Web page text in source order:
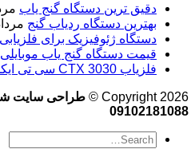
دقیق ترین دستگاه گنج یاب مرداد
بهترین دستگاه ردیاب گنج مرداد 13,
دستگاه ژئوفیزیک برای فلزیابی
قیمت دستگاه گنج یاب موبایلی
فلزیاب CTX 3030 سی تی ایکس 3030
Copyright 2026 ©
طراحی سایت
09102181088